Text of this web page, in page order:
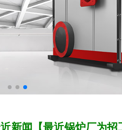
新闻【最近锅炉厂为